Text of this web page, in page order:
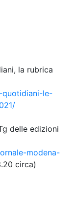
la rubrica
quotidiani-le-
delle edizioni
modena-
circa)